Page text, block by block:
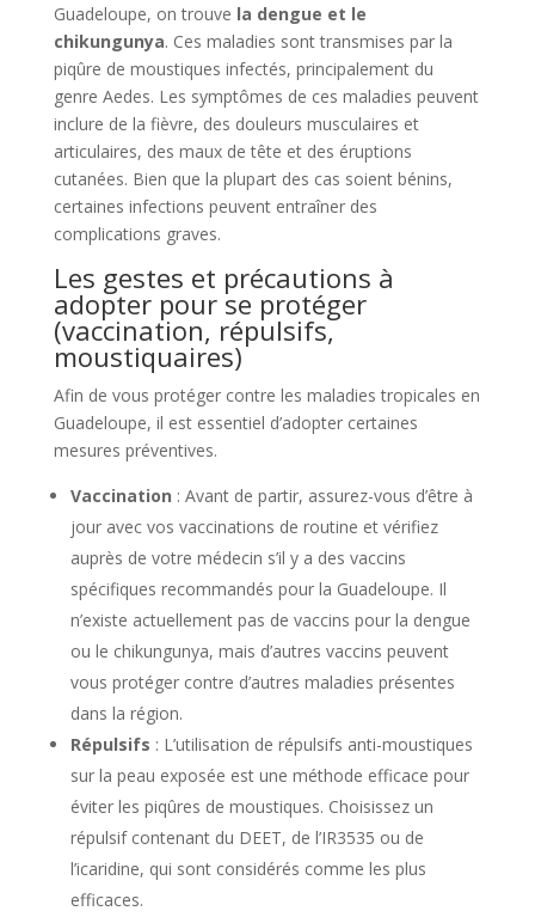
Guadeloupe, on trouve la dengue et le
chikungunya. Ces maladies sont transmises par la
piqûre de moustiques infectés, principalement du
genre Aedes. Les symptômes de ces maladies peuvent
inclure de la fièvre, des douleurs musculaires et
articulaires, des maux de tête et des éruptions
cutanées. Bien que la plupart des cas soient bénins,
certaines infections peuvent entraîner des
complications graves.
Les gestes et précautions à
adopter pour se protéger
(vaccination, répulsifs,
moustiquaires)
Afin de vous protéger contre les maladies tropicales en
Guadeloupe, il est essentiel d’adopter certaines
mesures préventives.
Vaccination : Avant de partir, assurez-vous d’être à
jour avec vos vaccinations de routine et vérifiez
auprès de votre médecin s’il y a des vaccins
spécifiques recommandés pour la Guadeloupe. Il
n’existe actuellement pas de vaccins pour la dengue
ou le chikungunya, mais d’autres vaccins peuvent
vous protéger contre d’autres maladies présentes
dans la région.
Répulsifs : L’utilisation de répulsifs anti-moustiques
sur la peau exposée est une méthode efficace pour
éviter les piqûres de moustiques. Choisissez un
répulsif contenant du DEET, de l’IR3535 ou de
l’icaridine, qui sont considérés comme les plus
efficaces.